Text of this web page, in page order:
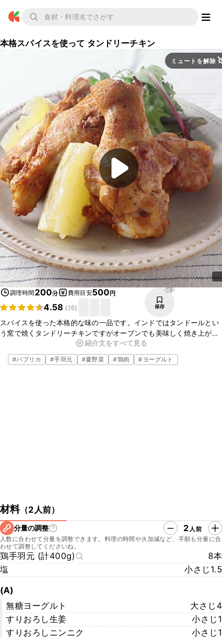
本格スパイスを使って タンドリーチキン
ミュートを解除
調理時間 200分 費用目安500円
4.58 (16)
943
保存
スパイスを使った本格的な味の一品です。インドではタンドールとい
う窯で焼くタンドリーチキンですがオーブンでも美味しく焼き上がり
ますよ。スーパーのスパイスコーナーで手に入る香辛料を使って作っ
てくださいね。カレー粉を使っても手軽にできますよ。
紹介文をすべて見る
#パプリカ #手羽元 #夏野菜 #鶏肉 #ヨーグルト
材料（2人前）
分量の調整 2 人前
人数に合わせて分量を調整できます。料理の時間や火加減など、手順も分量に合
わせて調整してくださいね。
鶏手羽元 (計400g)
8本
塩
小さじ1.5
(A)
無糖ヨーグルト
大さじ4
すりおろし生姜
小さじ1
すりおろしニンニク
小さじ1